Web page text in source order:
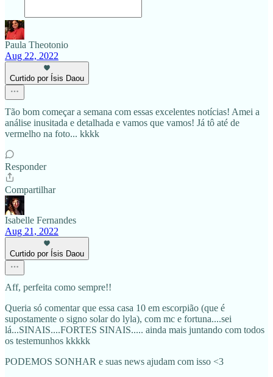
Paula Theotonio
Aug 22, 2022
Curtido por Ísis Daou
Tão bom começar a semana com essas excelentes notícias! Amei a
análise inusitada e detalhada e vamos que vamos! Já tô até de
vermelho na foto... kkkk
Responder
Compartilhar
Isabelle Fernandes
Aug 21, 2022
Curtido por Ísis Daou
Aff, perfeita como sempre!!
Queria só comentar que essa casa 10 em escorpião (que é
supostamente o signo solar do lyla), com mc e fortuna....sei
lá...SINAIS....FORTES SINAIS..... ainda mais juntando com todos
os testemunhos kkkkk
PODEMOS SONHAR e suas news ajudam com isso <3